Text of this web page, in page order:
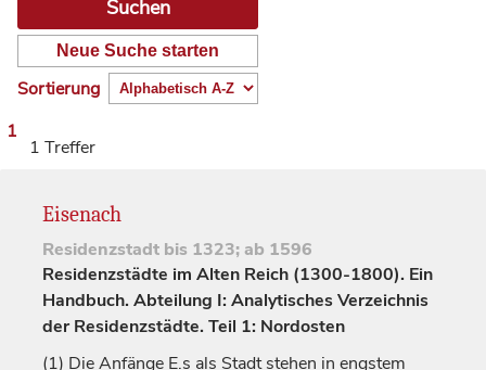
Neue Suche starten
Sortierung
1
1 Treffer
Eisenach
Residenzstadt bis 1323; ab 1596
Residenzstädte im Alten Reich (1300-1800). Ein
Handbuch. Abteilung I: Analytisches Verzeichnis
der Residenzstädte. Teil 1: Nordosten
(1) Die Anfänge E.s als Stadt stehen in engstem